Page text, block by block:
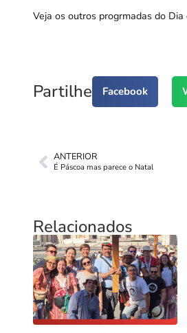
Veja os outros progrmadas do
Partilhe Facebook
ANTERIOR
É Páscoa mas parece o Natal
Relacionados